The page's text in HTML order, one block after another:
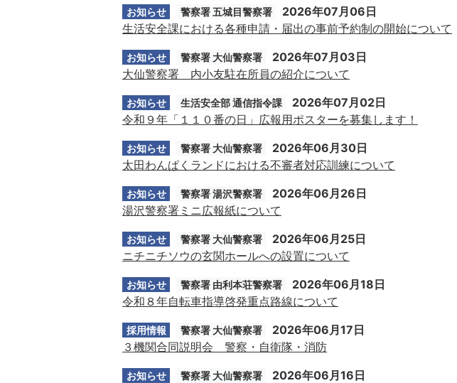
お知らせ 警察署 五城目警察署
2026年07月06日
生活安全課における各種申請・届出の事前予約制の開始について
お知らせ 警察署 大仙警察署
2026年07月03日
大仙警察署 内小友駐在所員の紹介について
お知らせ 生活安全部 通信指令課
2026年07月02日
令和９年「１１０番の日」広報用ポスターを募集します！
お知らせ 警察署 大仙警察署
2026年06月30日
太田わんぱくランドにおける不審者対応訓練について
お知らせ 警察署 湯沢警察署
2026年06月26日
湯沢警察署ミニ広報紙について
お知らせ 警察署 大仙警察署
2026年06月25日
ニチニチソウの玄関ホールへの設置について
お知らせ 警察署 由利本荘警察署
2026年06月18日
令和８年自転車指導啓発重点路線について
採用情報 警察署 大仙警察署
2026年06月17日
３機関合同説明会 警察・自衛隊・消防
お知らせ 警察署 大仙警察署
2026年06月16日